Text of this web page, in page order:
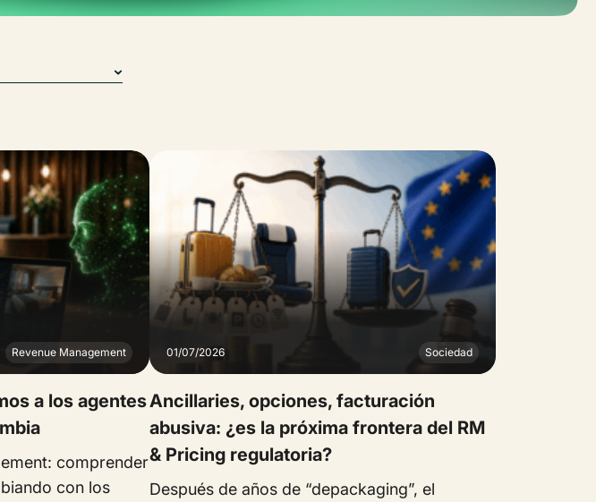
Revenue Management
a los agentes
comprender
con los
01/07/2026 Sociedad
Ancillaries, opciones, facturación
abusiva: ¿es la próxima frontera del RM
& Pricing regulatoria?
Después de años de “depackaging”, el